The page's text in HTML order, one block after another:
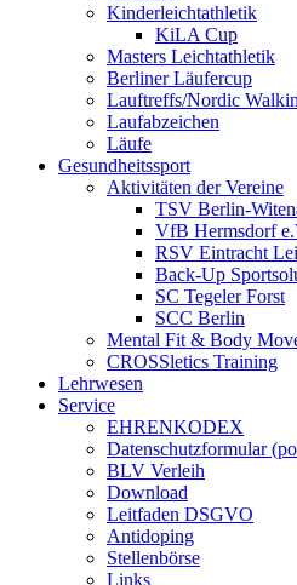
Kinderleichtathletik
KiLA Cup
Masters Leichtathletik
Berliner Läufercup
Lauftreffs/Nordic
Laufabzeichen
Läufe
Gesundheitssport
Aktivitäten der Vereine
TSV Berlin-
VfB Hermsdorf
RSV Eintracht
Back-Up
SC Tegeler Forst
SCC Berlin
Mental Fit & Body
CROSSletics Training
Lehrwesen
Service
EHRENKODEX
Datenschutzformular
BLV Verleih
Download
Leitfaden DSGVO
Antidoping
Stellenbörse
Links